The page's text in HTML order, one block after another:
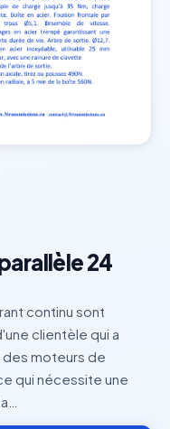
24
continu sont
clientèle qui a
moteurs de
qui nécessite une